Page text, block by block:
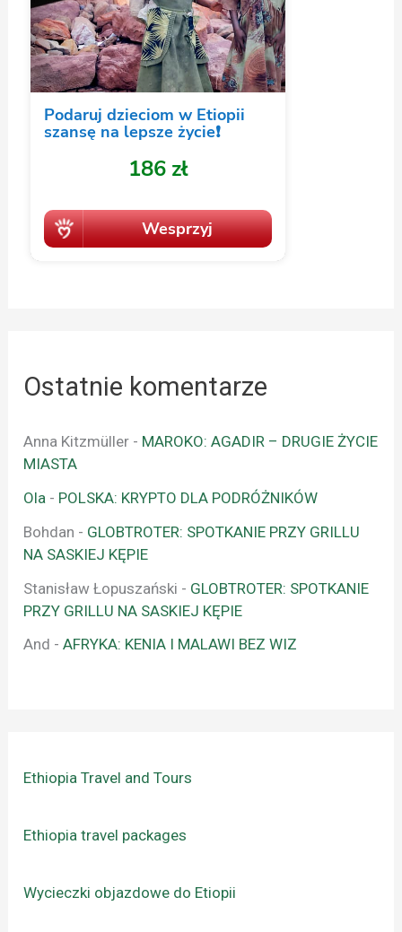
Ostatnie komentarze
Anna Kitzmüller - MAROKO: AGADIR – DRUGIE ŻYCIE
MIASTA
Ola - POLSKA: KRYPTO DLA PODRÓŻNIKÓW
Bohdan - GLOBTROTER: SPOTKANIE PRZY GRILLU
NA SASKIEJ KĘPIE
Stanisław Łopuszański - GLOBTROTER: SPOTKANIE
PRZY GRILLU NA SASKIEJ KĘPIE
And -AFRYKA: KENIA I MALAWI BEZ WIZ
Ethiopia Travel and Tours
Ethiopia travel packages
Wycieczki objazdowe do Etiopii